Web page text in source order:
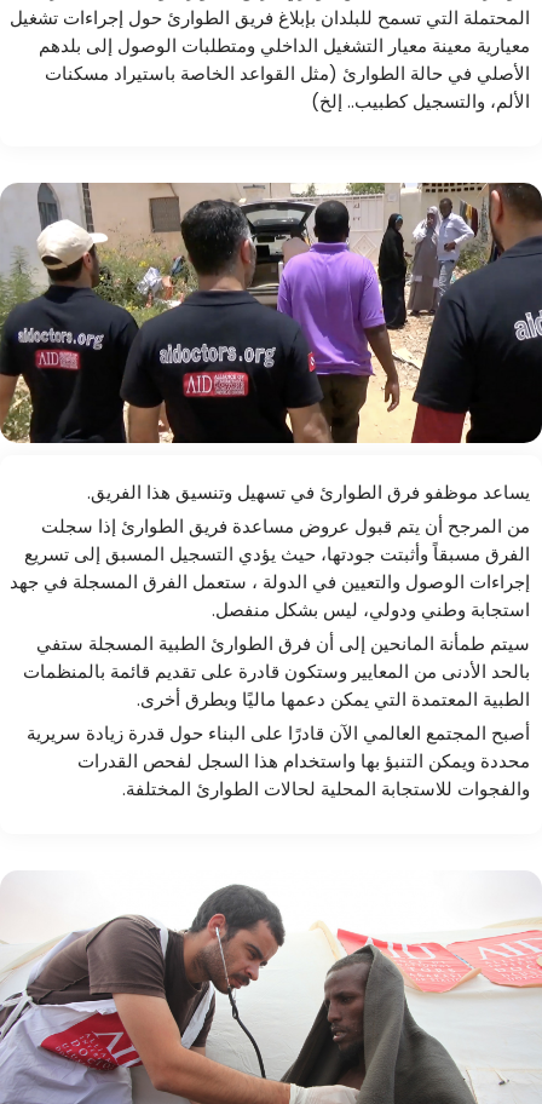
المحتملة التي تسمح للبلدان بإبلاغ فريق الطوارئ حول إجراءات تشغيل
معيارية معينة معيار التشغيل الداخلي ومتطلبات الوصول إلى بلدهم
الأصلي في حالة الطوارئ (مثل القواعد الخاصة باستيراد مسكنات
الألم، والتسجيل كطبيب.. إلخ)
يساعد موظفو فرق الطوارئ في تسهيل وتنسيق هذا الفريق.
من المرجح أن يتم قبول عروض مساعدة فريق الطوارئ إذا سجلت
الفرق مسبقاً وأثبتت جودتها، حيث يؤدي التسجيل المسبق إلى تسريع
إجراءات الوصول والتعيين في الدولة ، ستعمل الفرق المسجلة في جهد
استجابة وطني ودولي، ليس بشكل منفصل.
سيتم طمأنة المانحين إلى أن فرق الطوارئ الطبية المسجلة ستفي
بالحد الأدنى من المعايير وستكون قادرة على تقديم قائمة بالمنظمات
الطبية المعتمدة التي يمكن دعمها ماليًا وبطرق أخرى.
أصبح المجتمع العالمي الآن قادرًا على البناء حول قدرة زيادة سريرية
محددة ويمكن التنبؤ بها واستخدام هذا السجل لفحص القدرات
والفجوات للاستجابة المحلية لحالات الطوارئ المختلفة.